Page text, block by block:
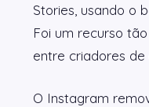
Stories, usando o
Foi um recurso
entre criadores de
O Instagram